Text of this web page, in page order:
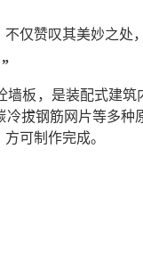
仅赞叹其美妙之处
墙板，是装配式建
拔钢筋网片等多
可制作完成。